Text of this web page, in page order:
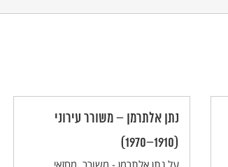
נתן אלתרמן – משורר עירוני
(1910–1970)
על נתן אלתרמן - משורר, מחזאי,